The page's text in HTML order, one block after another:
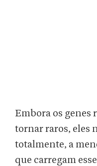
Embora os genes
tornar raros, eles
totalmente, a
que carregam